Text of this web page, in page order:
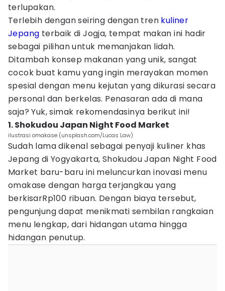
terlupakan.
Terlebih dengan seiring dengan tren kuliner
Jepang terbaik di Jogja, tempat makan ini hadir
sebagai pilihan untuk memanjakan lidah.
Ditambah konsep makanan yang unik, sangat
cocok buat kamu yang ingin merayakan momen
spesial dengan menu kejutan yang dikurasi secara
personal dan berkelas. Penasaran ada di mana
saja? Yuk, simak rekomendasinya berikut ini!
1. Shokudou Japan Night Food Market
ilustrasi omakase (unsplash.com/Lucas Law)
Sudah lama dikenal sebagai penyaji kuliner khas
Jepang di Yogyakarta, Shokudou Japan Night Food
Market baru-baru ini meluncurkan inovasi menu
omakase dengan harga terjangkau yang
berkisarRp100 ribuan. Dengan biaya tersebut,
pengunjung dapat menikmati sembilan rangkaian
menu lengkap, dari hidangan utama hingga
hidangan penutup.